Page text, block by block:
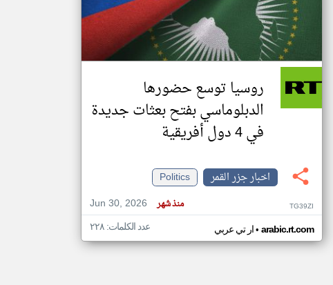
تغيير الدولة
اخبار جزر القمر على مدار الساعة
أهم اخبار جزر القمر العاجلة والمباشرة
روسيا توسع حضورها
الدبلوماسي بفتح بعثات جديدة
في 4 دول أفريقية
اخبار جزر القمر
Politics
Jun 30, 2026
منذ شهر TG39ZI
ار تي عربي• arabic.rt.com عدد الكلمات: ٢٢٨
klyoum.com